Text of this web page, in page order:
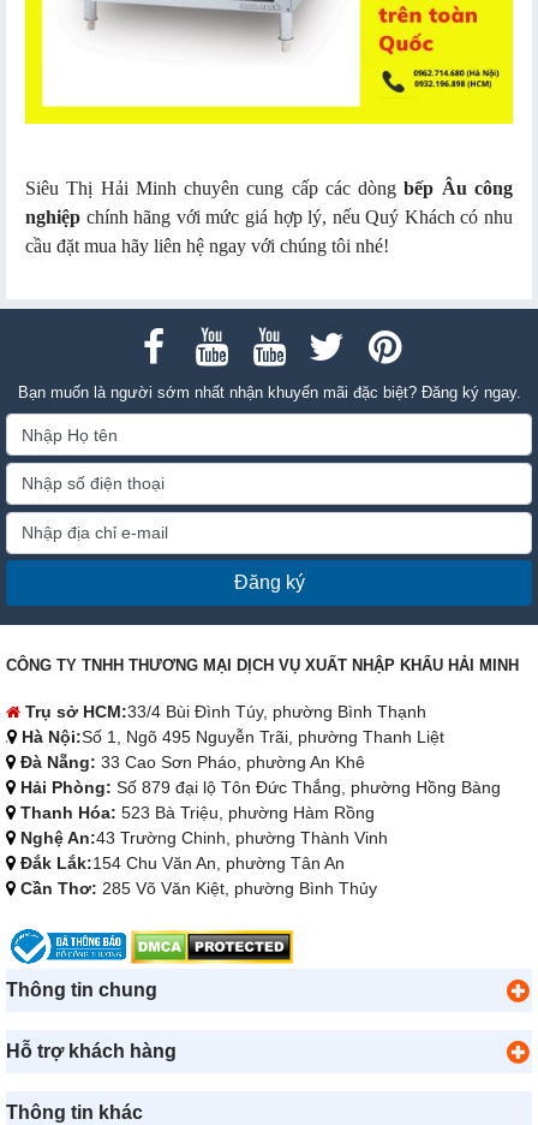
Siêu Thị Hải Minh chuyên cung cấp các dòngbếp Âu công
nghiệp chính hãng với mức giá hợp lý, nếu Quý Khách có nhu
cầu đặt mua hãy liên hệ ngay với chúng tôi nhé!
Bạn muốn là người sớm nhất nhận khuyến mãi đặc biệt? Đăng ký ngay.
Đăng ký
CÔNG TY TNHH THƯƠNG MẠI DỊCH VỤ XUẤT NHẬP KHẨU HẢI MINH
Trụ sở HCM:33/4 Bùi Đình Túy, phường Bình Thạnh
Hà Nội:Số 1, Ngõ 495 Nguyễn Trãi, phường Thanh Liệt
Đà Nẵng: 33 Cao Sơn Pháo, phường An Khê
Hải Phòng: Số 879 đại lộ Tôn Đức Thắng, phường Hồng Bàng
Thanh Hóa: 523 Bà Triệu, phường Hàm Rồng
Nghệ An:43 Trường Chinh, phường Thành Vinh
Đắk Lắk:154 Chu Văn An, phường Tân An
Cần Thơ: 285 Võ Văn Kiệt, phường Bình Thủy
Thông tin chung
Hỗ trợ khách hàng
Thông tin khác